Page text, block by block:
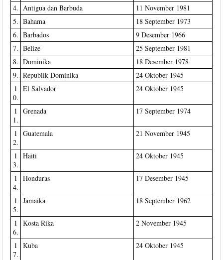
4. Antigua dan Barbuda
11 November 1981
5. Bahama
18 September 1973
6. Barbados
9 Desember 1966
7. Belize
25 September 1981
8. Dominika
18 Desember 1978
9. Republik Dominika
24 Oktober 1945
1
0.
El Salvador 24 Oktober 1945
1
1.
Grenada 17 September 1974
1
2.
Guatemala 21 November 1945
1
3.
Haiti 24 Oktober 1945
1
4.
Honduras 17 Desember 1945
1
5.
Jamaika 18 September 1962
1
6.
Kosta Rika 2 November 1945
1
7.
Kuba 24 Oktober 1945